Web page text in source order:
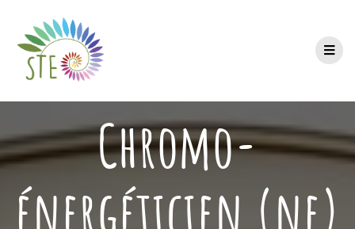
Chromo-
énergéticien (ne)